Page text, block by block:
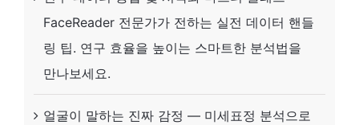
세
요.
FaceReader 전문가가 전하는 실전 데이터 핸들
링 팁. 연구 효율을 높이는 스마트한 분석법을
만나보세요.
얼굴이 말하는 진짜 감정 — 미세표정 분석으로